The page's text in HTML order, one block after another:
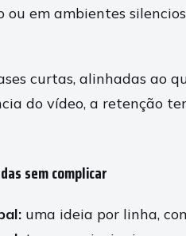
ou em ambientes
curtas, alinhadas ao
do vídeo, a retenção
sem complicar
uma ideia por linha,